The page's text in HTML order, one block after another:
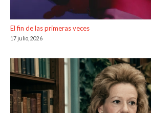
El fin de las primeras veces
17 julio, 2026